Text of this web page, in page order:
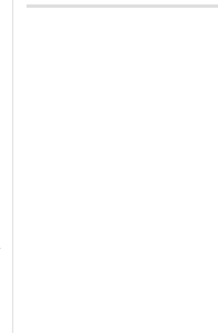
湿器]小南瓜加湿器家用静